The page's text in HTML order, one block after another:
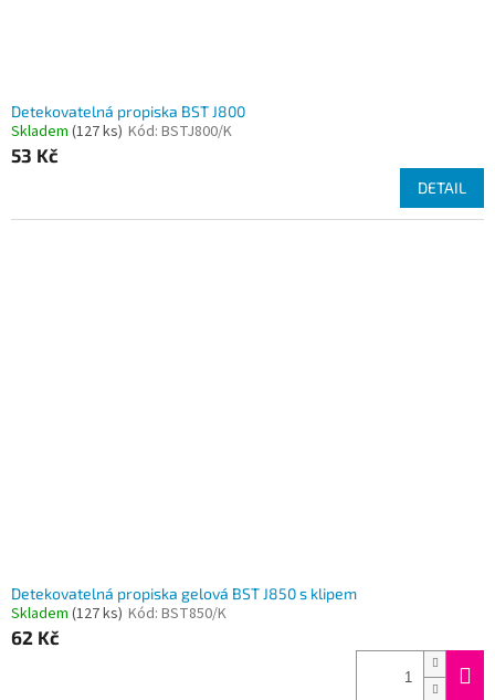
Detekovatelná propiska BST J800
Skladem (127 ks) Kód: BSTJ800/K
53 Kč
DETAIL
Detekovatelná propiska gelová BST J850 s klipem
Skladem (127 ks) Kód: BST850/K
62 Kč